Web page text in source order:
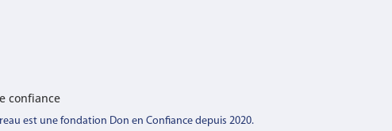
confiance
est une fondation Don en Confiance depuis 2020.